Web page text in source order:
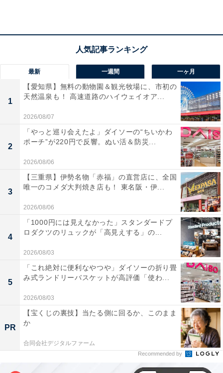
位機種にも引けを取らない機能セットを備えています。
最大60時間という圧倒的なバッテリー持ち
ワイヤレスヘッドホンの不満として「充電が面倒」とい
う声は多いですが、最大60時間という再生時間はその悩
みをほぼ解消します。毎日充電する習慣が不要になる点
が長く使い続けられる理由のひとつです。
専用アプリで音質を自分好みにカスタマイズできる
22種類のプリセットイコライザーを備えた専用アプリ
「Soundcore」に対応しており、重低音重視・ボーカル
重視・フラットなど聴くジャンルや気分に合わせて音質
を切り替えられます。音にこだわりたいユーザーにも満
足度が高いモデルです。
最新 一週間 一ヶ月
1
【愛知県】無料の動物園＆観光牧場に、市初の
天然温泉も！ 高速道路のハイウェイオア...
2026/08/07
2
「やっと巡り会えたよ」ダイソーの“ちいかわ
ポーチ”が220円で反響。ぬい活＆防災...
2026/08/06
3
【三重県】伊勢名物「赤福」の直営店に、全国
唯一のコメダ大判焼き店も！ 東名阪・伊...
2026/08/06
4
「1000円には見えなかった」スタンダードプ
ロダクツのリュックが「高見えする」の...
2026/08/03
5
「これ絶対に便利なやつや」ダイソーの折り畳
み式ランドリーバスケットが高評価「使わ...
2026/08/03
PR
【宝くじの裏技】当たる側に回るか、このまま
か
合同会社デジタルファーム
Recommended by